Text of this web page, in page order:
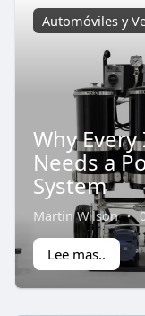
Automóviles y
Why
Needs a
System
Martin Wilson ·
Lee mas..